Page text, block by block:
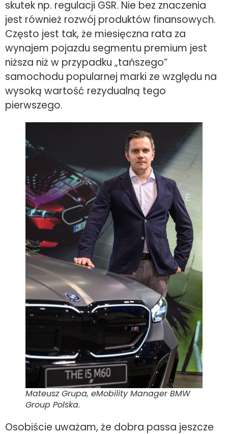
skutek np. regulacji GSR. Nie bez znaczenia
jest również rozwój produktów finansowych.
Często jest tak, że miesięczna rata za
wynajem pojazdu segmentu premium jest
niższa niż w przypadku „tańszego”
samochodu popularnej marki ze względu na
wysoką wartość rezydualną tego
pierwszego.
Mateusz Grupa, eMobility Manager BMW
Group Polska.
Osobiście uważam, że dobra passa jeszcze